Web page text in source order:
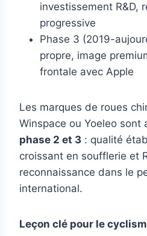
investissement R&D,
progressive
Phase 3 (2019-
propre, image
frontale avec Apple
Les marques de roues
Winspace ou Yoeleo sont
phase 2 et 3 : qualité
croissant en soufflerie et
reconnaissance dans le
international.
Leçon clé pour le